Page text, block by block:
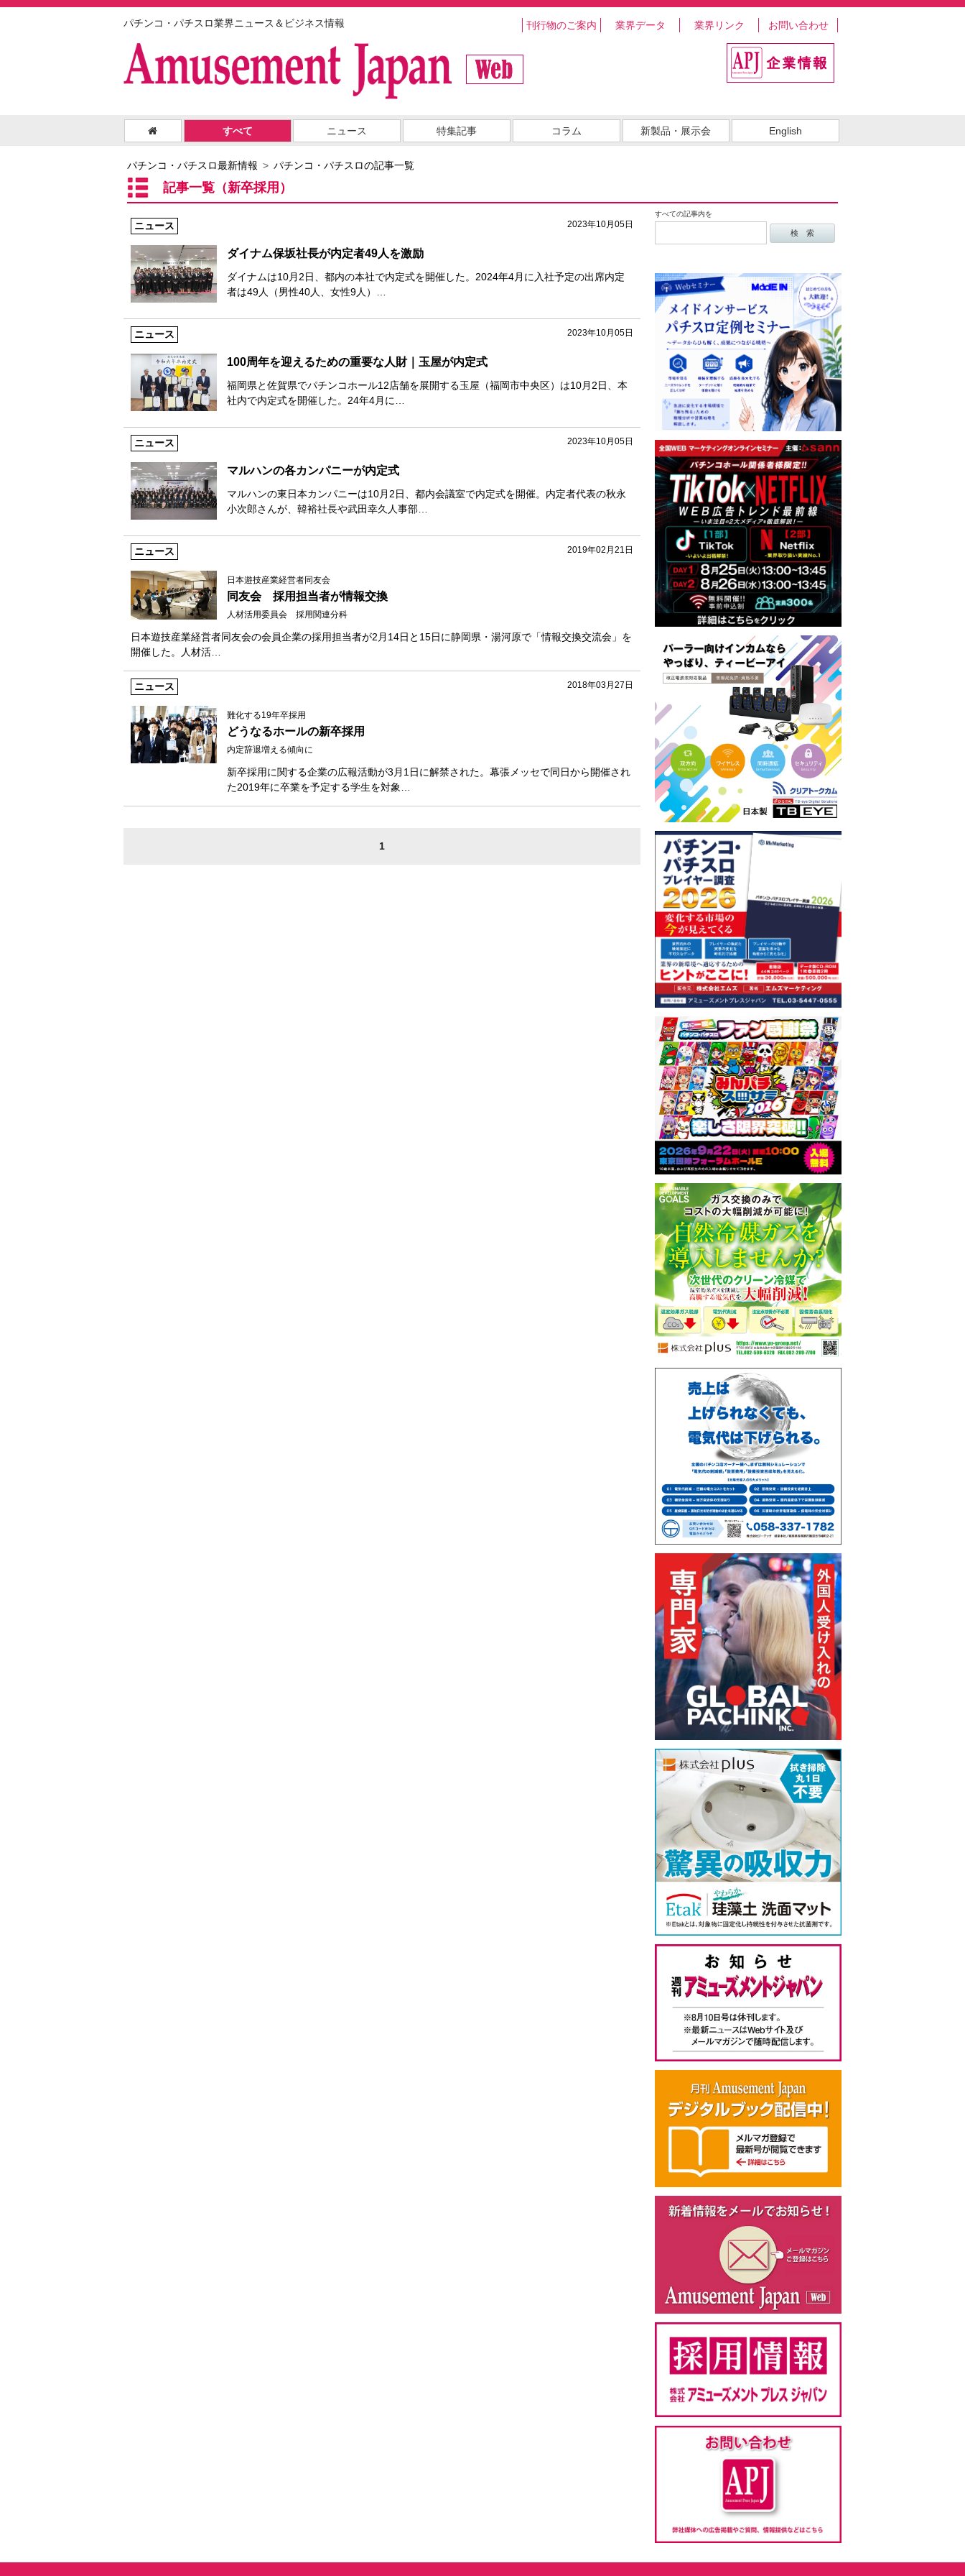
パチンコ・パチスロ業界ニュース＆ビジネス情報 刊行物のご案内 業界データ 業界リンク お問い合わせ
すべて ニュース 特集記事 コラム 新製品・展示会 English
パチンコ・パチスロ最新情報 パチンコ・パチスロの記事一覧
記事一覧（新卒採用）
すべての記事内を
2023年10月05日
ニュース
ダイナム保坂社長が内定者49人を激励
ダイナムは10月2日、都内の本社で内定式を開催した。2024年4月に入社予定の出席内定
者は49人（男性40人、女性9人）…
2023年10月05日
ニュース
100周年を迎えるための重要な人財｜玉屋が内定式
福岡県と佐賀県でパチンコホール12店舗を展開する玉屋（福岡市中央区）は10月2日、本
社内で内定式を開催した。24年4月に…
2023年10月05日
ニュース
マルハンの各カンパニーが内定式
マルハンの東日本カンパニーは10月2日、都内会議室で内定式を開催。内定者代表の秋永
小次郎さんが、韓裕社長や武田幸久人事部…
2019年02月21日
ニュース
日本遊技産業経営者同友会
同友会 採用担当者が情報交換
人材活用委員会 採用関連分科
日本遊技産業経営者同友会の会員企業の採用担当者が2月14日と15日に静岡県・湯河原で「情報交換交流会」を
開催した。人材活…
2018年03月27日
ニュース
難化する19年卒採用
どうなるホールの新卒採用
内定辞退増える傾向に
新卒採用に関する企業の広報活動が3月1日に解禁された。幕張メッセで同日から開催され
た2019年に卒業を予定する学生を対象…
1